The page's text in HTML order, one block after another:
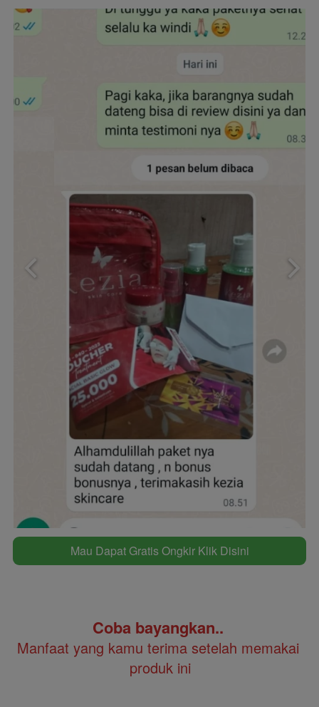
`Mau Dapat Gratis Ongkir Klik Disini
Coba bayangkan..
Manfaat yang kamu terima setelah memakai
produk ini